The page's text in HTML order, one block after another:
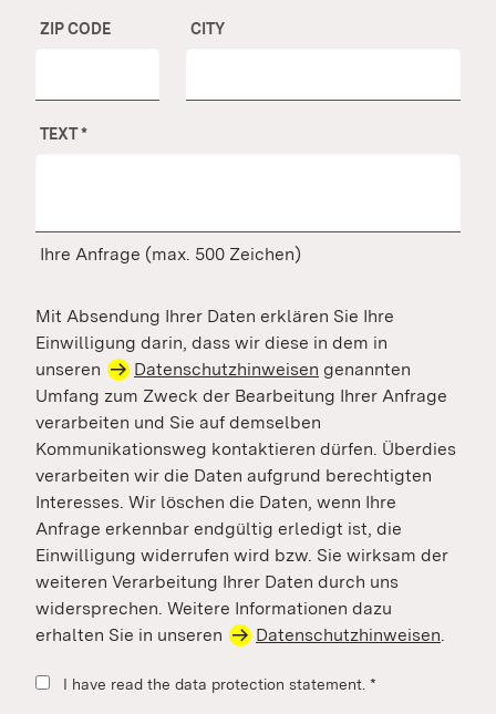
ZIP CODE CITY
TEXT*
Ihre Anfrage (max. 500 Zeichen)
Mit Absendung Ihrer Daten erklären Sie Ihre
Einwilligung darin, dass wir diese in dem in
unseren
Datenschutzhinweisen genannten
Umfang zum Zweck der Bearbeitung Ihrer Anfrage
verarbeiten und Sie auf demselben
Kommunikationsweg kontaktieren dürfen. Überdies
verarbeiten wir die Daten aufgrund berechtigten
Interesses. Wir löschen die Daten, wenn Ihre
Anfrage erkennbar endgültig erledigt ist, die
Einwilligung widerrufen wird bzw. Sie wirksam der
weiteren Verarbeitung Ihrer Daten durch uns
widersprechen. Weitere Informationen dazu
erhalten Sie in unseren
Datenschutzhinweisen.
I have read the data protection statement. *